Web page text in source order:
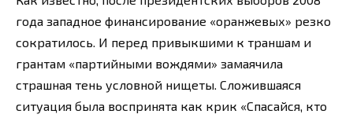
года западное финансирование «оранжевых» резко
сократилось. И перед привыкшими к траншам и
грантам «партийными вождями» замаячила
страшная тень условной нищеты. Сложившаяся
ситуация была воспринята как крик «Спасайся, кто